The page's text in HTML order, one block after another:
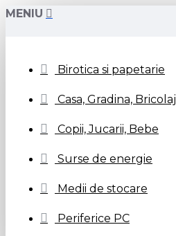
MENIU
Birotica si papetarie
Casa, Gradina, Bricolaj
Copii, Jucarii, Bebe
Surse de energie
Medii de stocare
Periferice PC